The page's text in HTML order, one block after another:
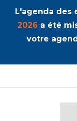
L'agenda des
2026 a été
votre